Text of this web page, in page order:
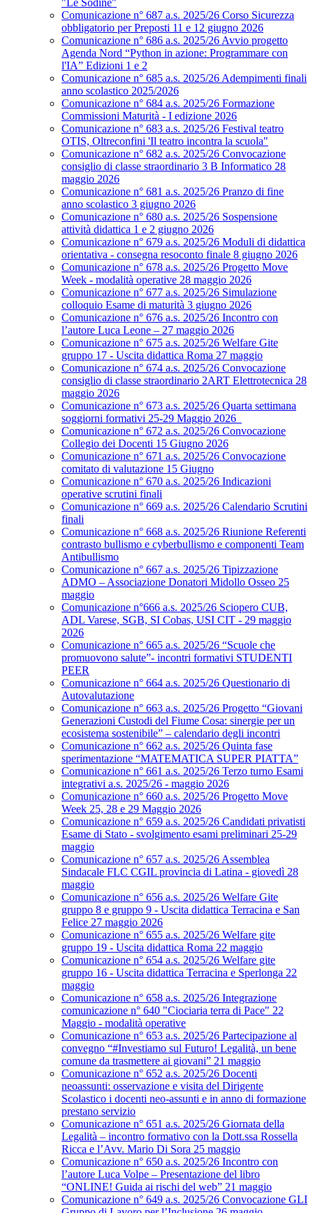
"Le Sodine"
Comunicazione n° 687 a.s. 2025/26 Corso Sicurezza
obbligatorio per Preposti 11 e 12 giugno 2026
Comunicazione n° 686 a.s. 2025/26 Avvio progetto
Agenda Nord “Python in azione: Programmare con
l'IA” Edizioni 1 e 2
Comunicazione n° 685 a.s. 2025/26 Adempimenti finali
anno scolastico 2025/2026
Comunicazione n° 684 a.s. 2025/26 Formazione
Commissioni Maturità - I edizione 2026
Comunicazione n° 683 a.s. 2025/26 Festival teatro
OTIS, Oltreconfini 'Il teatro incontra la scuola"
Comunicazione n° 682 a.s. 2025/26 Convocazione
consiglio di classe straordinario 3 B Informatico 28
maggio 2026
Comunicazione n° 681 a.s. 2025/26 Pranzo di fine
anno scolastico 3 giugno 2026
Comunicazione n° 680 a.s. 2025/26 Sospensione
attività didattica 1 e 2 giugno 2026
Comunicazione n° 679 a.s. 2025/26 Moduli di didattica
orientativa - consegna resoconto finale 8 giugno 2026
Comunicazione n° 678 a.s. 2025/26 Progetto Move
Week - modalità operative 28 maggio 2026
Comunicazione n° 677 a.s. 2025/26 Simulazione
colloquio Esame di maturità 3 giugno 2026
Comunicazione n° 676 a.s. 2025/26 Incontro con
l’autore Luca Leone – 27 maggio 2026
Comunicazione n° 675 a.s. 2025/26 Welfare Gite
gruppo 17 - Uscita didattica Roma 27 maggio
Comunicazione n° 674 a.s. 2025/26 Convocazione
consiglio di classe straordinario 2ART Elettrotecnica 28
maggio 2026
Comunicazione n° 673 a.s. 2025/26 Quarta settimana
soggiorni formativi 25-29 Maggio 2026
Comunicazione n° 672 a.s. 2025/26 Convocazione
Collegio dei Docenti 15 Giugno 2026
Comunicazione n° 671 a.s. 2025/26 Convocazione
comitato di valutazione 15 Giugno
Comunicazione n° 670 a.s. 2025/26 Indicazioni
operative scrutini finali
Comunicazione n° 669 a.s. 2025/26 Calendario Scrutini
finali
Comunicazione n° 668 a.s. 2025/26 Riunione Referenti
contrasto bullismo e cyberbullismo e componenti Team
Antibullismo
Comunicazione n° 667 a.s. 2025/26 Tipizzazione
ADMO – Associazione Donatori Midollo Osseo 25
maggio
Comunicazione n°666 a.s. 2025/26 Sciopero CUB,
ADL Varese, SGB, SI Cobas, USI CIT - 29 maggio
2026
Comunicazione n° 665 a.s. 2025/26 “Scuole che
promuovono salute”- incontri formativi STUDENTI
PEER
Comunicazione n° 664 a.s. 2025/26 Questionario di
Autovalutazione
Comunicazione n° 663 a.s. 2025/26 Progetto “Giovani
Generazioni Custodi del Fiume Cosa: sinergie per un
ecosistema sostenibile” – calendario degli incontri
Comunicazione n° 662 a.s. 2025/26 Quinta fase
sperimentazione “MATEMATICA SUPER PIATTA”
Comunicazione n° 661 a.s. 2025/26 Terzo turno Esami
integrativi a.s. 2025/26 - maggio 2026
Comunicazione n° 660 a.s. 2025/26 Progetto Move
Week 25, 28 e 29 Maggio 2026
Comunicazione n° 659 a.s. 2025/26 Candidati privatisti
Esame di Stato - svolgimento esami preliminari 25-29
maggio
Comunicazione n° 657 a.s. 2025/26 Assemblea
Sindacale FLC CGIL provincia di Latina - giovedì 28
maggio
Comunicazione n° 656 a.s. 2025/26 Welfare Gite
gruppo 8 e gruppo 9 - Uscita didattica Terracina e San
Felice 27 maggio 2026
Comunicazione n° 655 a.s. 2025/26 Welfare gite
gruppo 19 - Uscita didattica Roma 22 maggio
Comunicazione n° 654 a.s. 2025/26 Welfare gite
gruppo 16 - Uscita didattica Terracina e Sperlonga 22
maggio
Comunicazione n° 658 a.s. 2025/26 Integrazione
comunicazione n° 640 "Ciociaria terra di Pace" 22
Maggio - modalità operative
Comunicazione n° 653 a.s. 2025/26 Partecipazione al
convegno “#Investiamo sul Futuro! Legalità, un bene
comune da trasmettere ai giovani” 21 maggio
Comunicazione n° 652 a.s. 2025/26 Docenti
neoassunti: osservazione e visita del Dirigente
Scolastico i docenti neo-assunti e in anno di formazione
prestano servizio
Comunicazione n° 651 a.s. 2025/26 Giornata della
Legalità – incontro formativo con la Dott.ssa Rossella
Ricca e l’Avv. Mario Di Sora 25 maggio
Comunicazione n° 650 a.s. 2025/26 Incontro con
l’autore Luca Volpe – Presentazione del libro
“ONLINE! Guida ai rischi del web” 21 maggio
Comunicazione n° 649 a.s. 2025/26 Convocazione GLI